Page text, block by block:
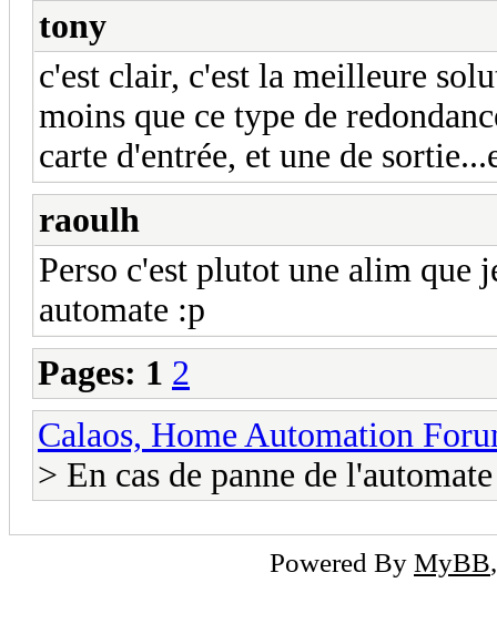
tony
c'est clair, c'est la meilleure
moins que ce type de
carte d'entrée, et une de
raoulh
Perso c'est plutot une alim que
automate :p
Pages: 1 2
Calaos, Home Automation
> En cas de panne de l'automate
Powered By MyBB